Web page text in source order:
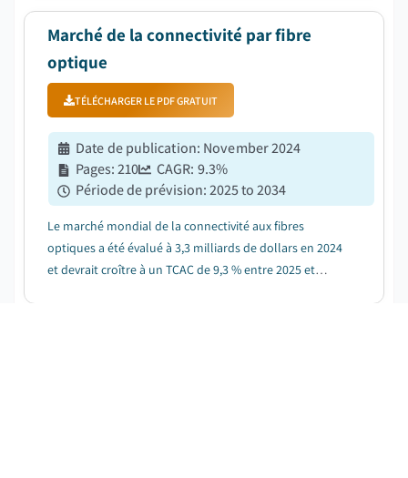
Marché de la connectivité par fibre
optique
TÉLÉCHARGER LE PDF GRATUIT
Date de publication: November 2024
Pages:210 CAGR: 9.3%
Période de prévision:2025 to 2034
Le marché mondial de la connectivité aux fibres
optiques a été évalué à 3,3 milliards de dollars en 2024
et devrait croître à un TCAC de 9,3 % entre 2025 et